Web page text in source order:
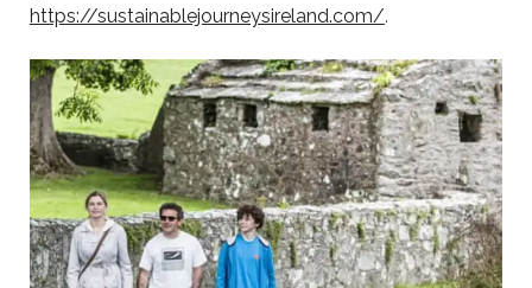
https://sustainablejourneysireland.com/.